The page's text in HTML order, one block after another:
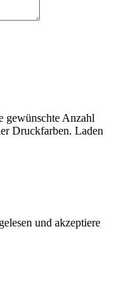
gewünschte Anzahl
Druckfarben. Laden
gelesen und akzeptiere